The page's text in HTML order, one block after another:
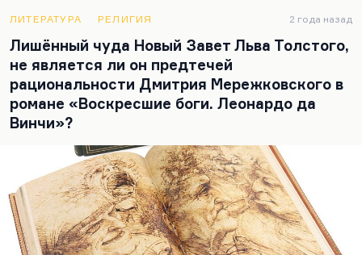
ЛИТЕРАТУРА РЕЛИГИЯ 2 года назад
Лишённый чуда Новый Завет Льва Толстого,
не является ли он предтечей
рациональности Дмитрия Мережковского в
романе «Воскресшие боги. Леонардо да
Винчи»?